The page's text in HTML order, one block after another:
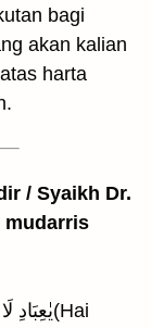
bagi
akan kalian
harta
/ Syaikh Dr.
mudarris